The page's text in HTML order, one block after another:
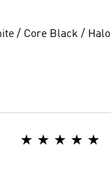
/ Core Black / Halo